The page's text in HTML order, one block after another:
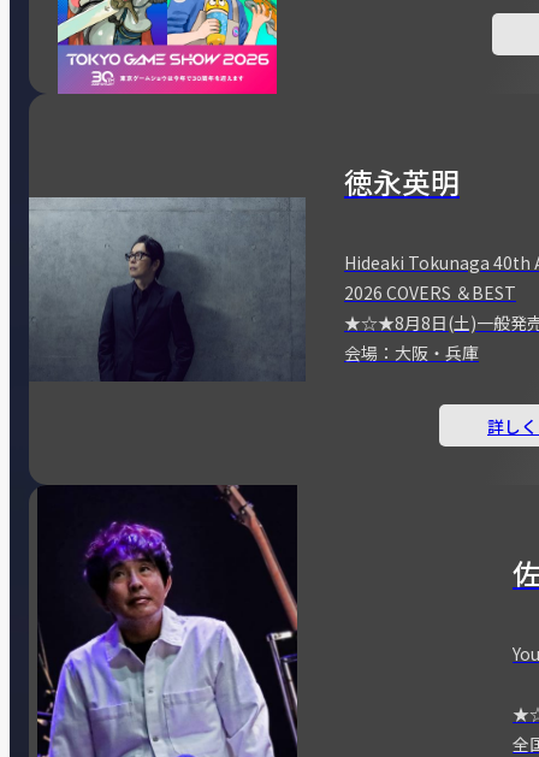
徳永英明
Hideaki Tokunaga 40th
2026 COVERS ＆BEST
★☆★8月8日(土)一般
会場：大阪・兵庫
詳し
全